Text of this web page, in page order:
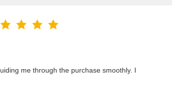
me through the purchase smoothly. I